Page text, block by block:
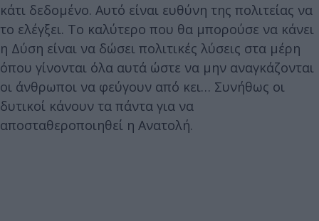
κάτι δεδομένο. Αυτό είναι ευθύνη της πολιτείας να
το ελέγξει. Το καλύτερο που θα μπορούσε να κάνει
η Δύση είναι να δώσει πολιτικές λύσεις στα μέρη
όπου γίνονται όλα αυτά ώστε να μην αναγκάζονται
οι άνθρωποι να φεύγουν από κει… Συνήθως οι
δυτικοί κάνουν τα πάντα για να
αποσταθεροποιηθεί η Ανατολή.